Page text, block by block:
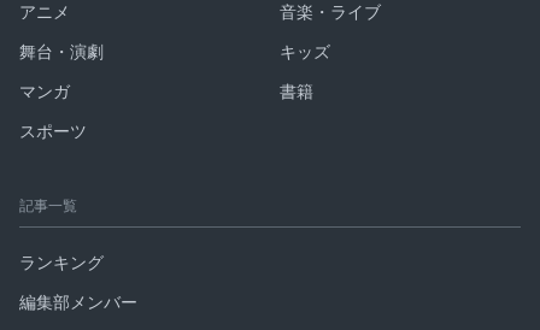
アニメ
音楽・ライブ
舞台・演劇
キッズ
マンガ
書籍
スポーツ
記事一覧
ランキング
編集部メンバー